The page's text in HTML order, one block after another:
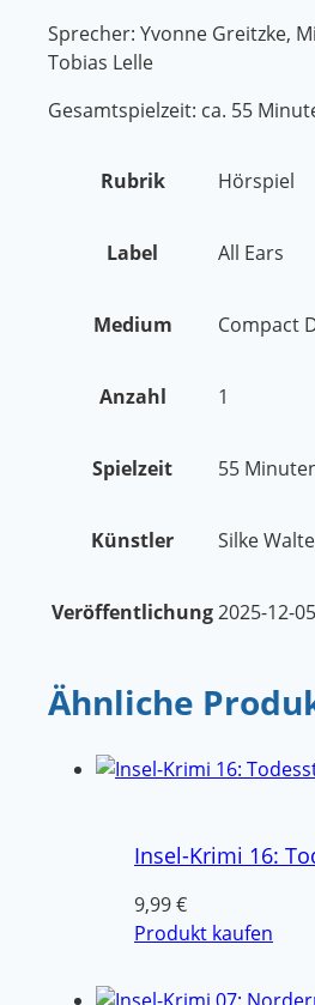
Sprecher: Yvonne Greitzke,
Tobias Lelle
Gesamtspielzeit: ca. 55
Rubrik Hörspiel
Label All Ears
Medium Compact
Anzahl 1
Spielzeit 55
Künstler Silke
Veröffentlichung2025-12-05
Ähnliche
Insel-Krimi 16:
9,99€
Produkt kaufen